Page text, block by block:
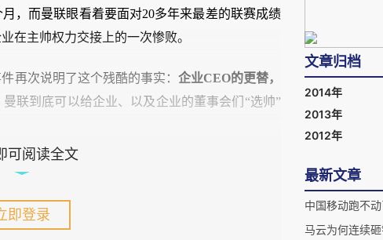
，而曼联眼看着要面对20多年来最差的联赛成绩
主帅权力交接上的一次惨败。
再次说明了这个残酷的事实： 企业CEO的更替，
曼联到底可以给企业、以及企业的董事会们“选帅”
可阅读全文
即登录
文章归档
2014年
2013年
2012年
最新文章